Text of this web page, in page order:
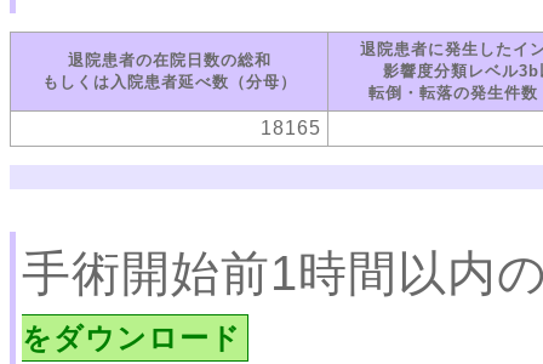
退院患者の在院日数の総和
もしくは入院患者延べ数（分母）
退院患者に発生したイ
影響度分類レベル3b
転倒・転落の発生件数
18165
手術開始前1時間以内
をダウンロード